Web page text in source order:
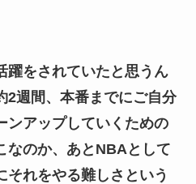
躍をされていたと思うん
2週間、本番までにご自分
ンアップしていくための
なのか、あとNBAとして
それをやる難しさという